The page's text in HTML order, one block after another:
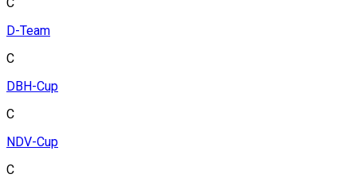
D-Team
C
DBH-Cup
C
NDV-Cup
C